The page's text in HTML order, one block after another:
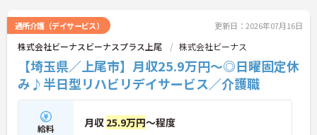
通所介護（デイサービス） 更新日：2026年07月16日
株式会社ビーナスビーナスプラス上尾 株式会社ビーナス
【埼玉県／上尾市】月収25.9万円～◎日曜固定休
み♪半日型リハビリデイサービス／介護職
給料 月収 25.9万円～程度